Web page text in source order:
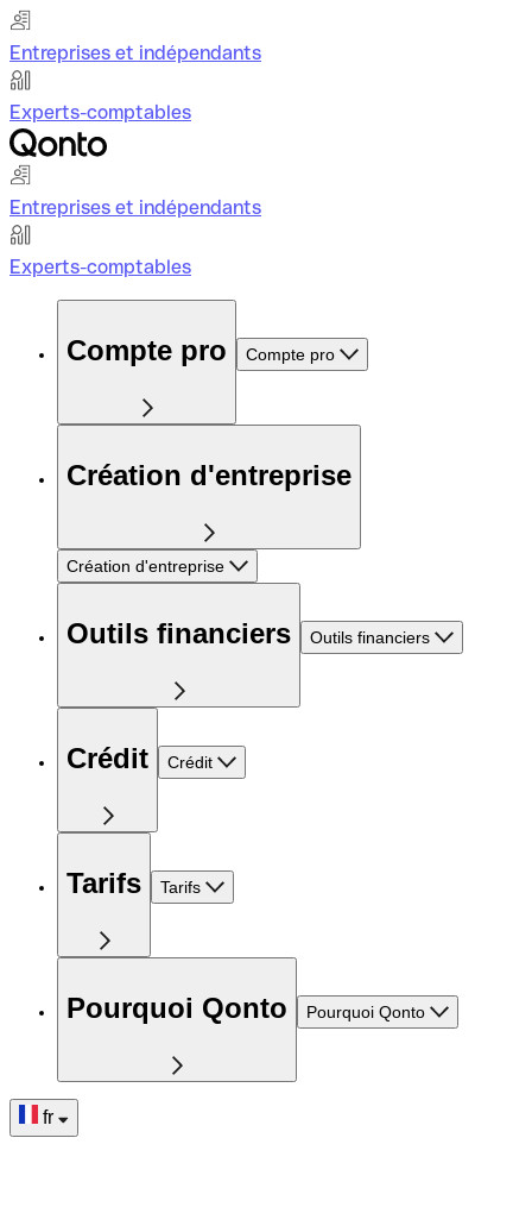
Entreprises et indépendants
Experts-comptables
Entreprises et indépendants
Experts-comptables
Compte pro Compte pro
Création d'entreprise
Création d'entreprise
Outils financiers Outils financiers
Crédit Crédit
Tarifs Tarifs
Pourquoi Qonto Pourquoi Qonto
fr